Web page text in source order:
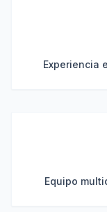
Experiencia
Equipo